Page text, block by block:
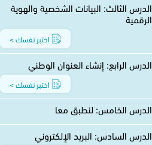
الدرس الثالث: البيانات الشخصية والهوية
الرقمية
اختبر نفسك >
الدرس الرابع: إنشاء العنوان الوطني
اختبر نفسك >
الدرس الخامس: لنطبق معا
الدرس السادس: البريد الإلكتروني